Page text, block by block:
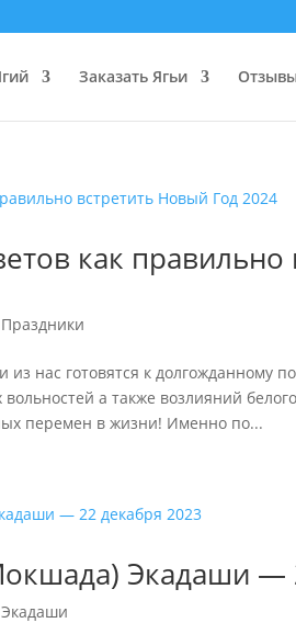
Заказать Ягьи
как
Праздники
из нас готовятся к долгожданному
а также возлияний
перемен в жизни! Именно по...
Экадаши —
Экадаши